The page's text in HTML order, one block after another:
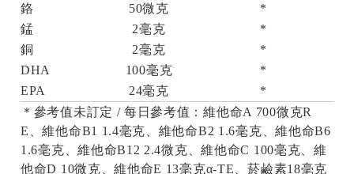
鉻
50微克
*
錳
2毫克
*
銅
2毫克
*
DHA
100毫克
*
EPA
24毫克
*
＊參考值未訂定 / 每日參考值：維他命A 700微克R
E、維他命B1 1.4毫克、維他命B2 1.6毫克、維他命B6
1.6毫克、維他命B12 2.4微克、維他命C 100毫克、維
他命D 10微克、維他命E 13毫克α-TE、菸鹼素18毫克